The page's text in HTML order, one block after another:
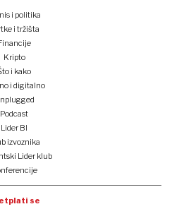
i politika
i tržišta
Kripto
i kako
i digitalno
Podcast
Lider BI
izvoznika
Lider klub
se